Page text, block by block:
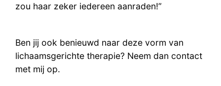
zou haar zeker iedereen aanraden!”
Ben jij ook benieuwd naar deze vorm van
lichaamsgerichte therapie? Neem dan contact
met mij op.